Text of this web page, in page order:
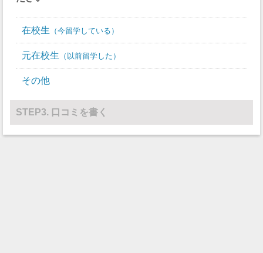
水球 0 0
レスリング 0 0
その他 0 0
在校生 今留学している
元在校生 以前留学した
その他
STEP3. 口コミを書く